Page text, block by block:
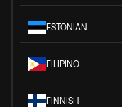
ESTONIAN
FILIPINO
FINNISH